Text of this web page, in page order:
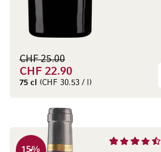
CHF 22.90
CHF 25.00
75 cl (CHF 30.53 / l)
15%